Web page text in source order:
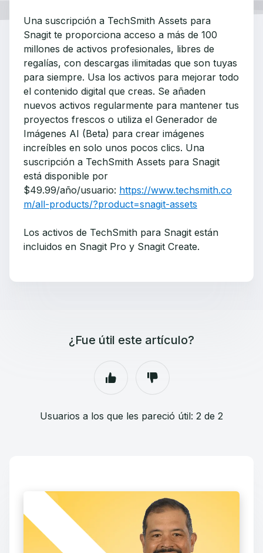
Una suscripción a TechSmith Assets para
Snagit te proporciona acceso a más de 100
millones de activos profesionales, libres de
regalías, con descargas ilimitadas que son tuyas
para siempre. Usa los activos para mejorar todo
el contenido digital que creas. Se añaden
nuevos activos regularmente para mantener tus
proyectos frescos o utiliza el Generador de
Imágenes AI (Beta) para crear imágenes
increíbles en solo unos pocos clics. Una
suscripción a TechSmith Assets para Snagit
está disponible por
$49.99/año/usuario: https://www.techsmith.co
m/all-products/?product=snagit-assets
Los activos de TechSmith para Snagit están
incluidos en Snagit Pro y Snagit Create.
¿Fue útil este artículo?
Usuarios a los que les pareció útil: 2 de 2